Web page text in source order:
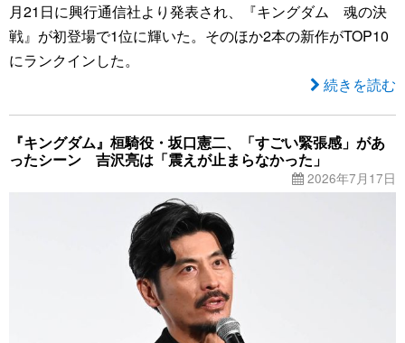
月21日に興行通信社より発表され、『キングダム 魂の決
戦』が初登場で1位に輝いた。そのほか2本の新作がTOP10
にランクインした。
続きを読む
『キングダム』桓騎役・坂口憲二、「すごい緊張感」があ
ったシーン 吉沢亮は「震えが止まらなかった」
2026年7月17日